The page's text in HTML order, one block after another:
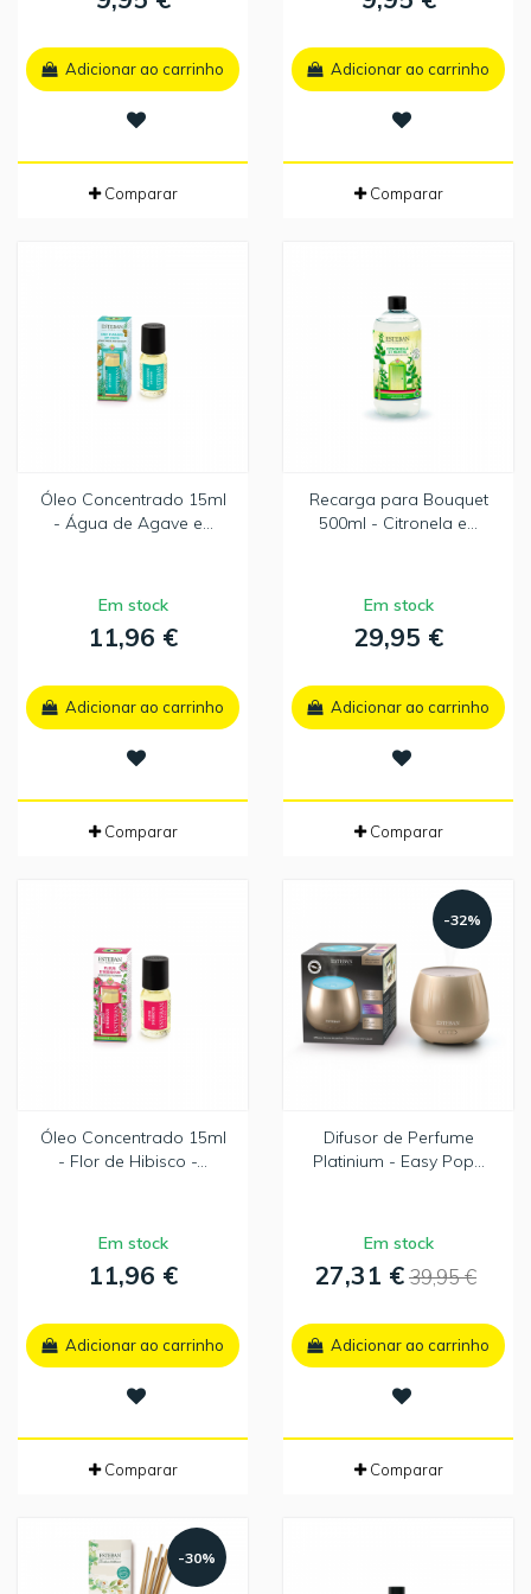
Adicionar ao carrinho
Comparar
Adicionar ao carrinho
Comparar
Óleo Concentrado 15ml
- Água de Agave e...
Em stock
11,96 €
Adicionar ao carrinho
Comparar
Recarga para Bouquet
500ml - Citronela e...
Em stock
29,95 €
Adicionar ao carrinho
Comparar
Óleo Concentrado 15ml
- Flor de Hibisco -...
Em stock
11,96 €
Adicionar ao carrinho
Comparar
-32%
Difusor de Perfume
Platinium - Easy Pop...
Em stock
27,31 €39,95 €
Adicionar ao carrinho
Comparar
-30%